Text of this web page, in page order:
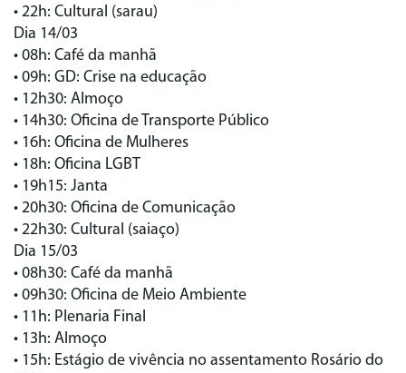
• 22h: Cultural (sarau)
Dia 14/03
• 08h: Café da manhã
• 09h: GD: Crise na educação
• 12h30: Almoço
• 14h30: Oficina de Transporte Público
• 16h: Oficina de Mulheres
• 18h: Oficina LGBT
• 19h15: Janta
• 20h30: Oficina de Comunicação
• 22h30: Cultural (saiaço)
Dia 15/03
• 08h30: Café da manhã
• 09h30: Oficina de Meio Ambiente
• 11h: Plenaria Final
• 13h: Almoço
• 15h: Estágio de vivência no assentamento Rosário do